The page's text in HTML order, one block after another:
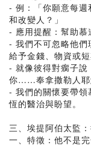
- 例：「你願意每週
和改變人？」
- 應用提醒：幫助慕
- 我們不可忽略他們
給予金錢、物資或短
- 就像彼得對瘸子說
你……奉拿撒勒人耶
- 我們的關懷要帶領
恆的醫治與盼望。
三、埃提阿伯太監
一、特徵：他不是完